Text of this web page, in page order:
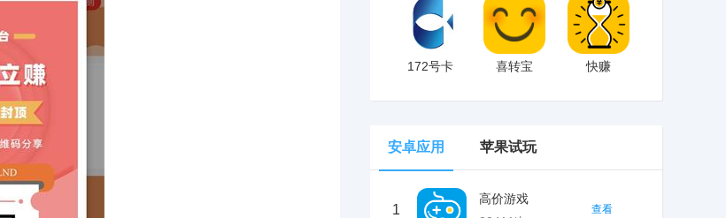
172号卡 喜转宝 快赚
安卓应用 苹果试玩
1
高价游戏
查看